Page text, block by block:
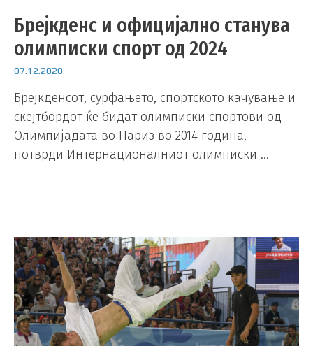
Брејкденс и официјално станува
олимписки спорт од 2024
07.12.2020
Брејкденсот, сурфањето, спортското качување и
скејтбордот ќе бидат олимписки спортови од
Олимпијадата во Париз во 2014 година,
потврди Интернационалниот олимписки …